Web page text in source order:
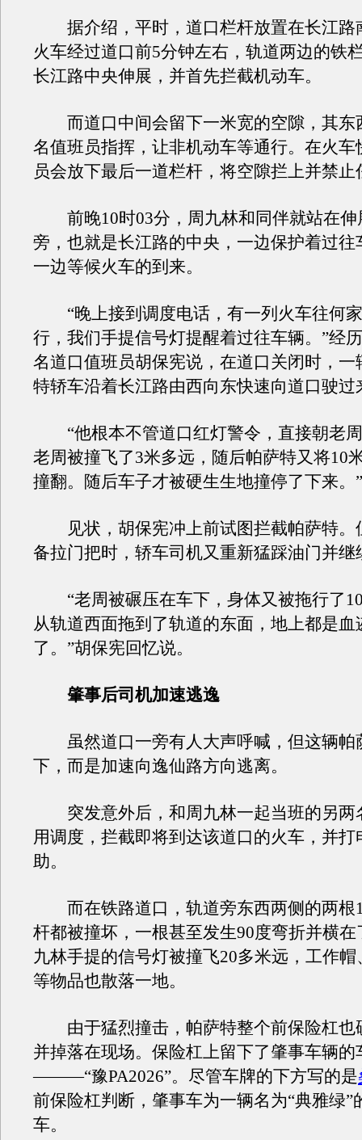
据介绍，平时，道口栏杆放置在长江路
火车经过道口前5分钟左右，轨道两边的铁
长江路中央伸展，并首先拦截机动车。
而道口中间会留下一米宽的空隙，其东
名值班员指挥，让非机动车等通行。在火车
员会放下最后一道栏杆，将空隙拦上并禁止
前晚10时03分，周九林和同伴就站在伸
旁，也就是长江路的中央，一边保护着过往
一边等候火车的到来。
“晚上接到调度电话，有一列火车往何
行，我们手提信号灯提醒着过往车辆。”经
名道口值班员胡保宪说，在道口关闭时，一
特轿车沿着长江路由西向东快速向道口驶过
“他根本不管道口红灯警令，直接朝老
老周被撞飞了3米多远，随后帕萨特又将10
撞翻。随后车子才被硬生生地撞停了下来。
见状，胡保宪冲上前试图拦截帕萨特。
备拉门把时，轿车司机又重新猛踩油门并继
“老周被碾压在车下，身体又被拖行了
从轨道西面拖到了轨道的东面，地上都是血
了。”胡保宪回忆说。
肇事后司机加速逃逸
虽然道口一旁有人大声呼喊，但这辆帕
下，而是加速向逸仙路方向逃离。
突发意外后，和周九林一起当班的另两
用调度，拦截即将到达该道口的火车，并打
助。
而在铁路道口，轨道旁东西两侧的两根
杆都被撞坏，一根甚至发生90度弯折并横
九林手提的信号灯被撞飞20多米远，工作
等物品也散落一地。
由于猛烈撞击，帕萨特整个前保险杠也
并掉落在现场。保险杠上留下了肇事车辆的
———“豫PA2026”。尽管车牌的下方写的是
前保险杠判断，肇事车为一辆名为“典雅绿”
车。